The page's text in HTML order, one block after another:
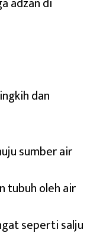
dan
sumber air
tubuh oleh air
seperti salju